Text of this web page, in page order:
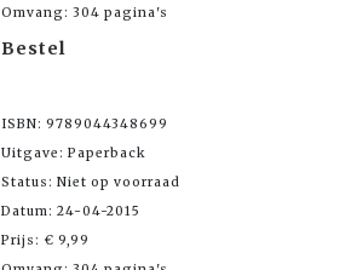
Omvang: 304 pagina's
Bestel
ISBN: 9789044348699
Uitgave: Paperback
Status: Niet op voorraad
Datum: 24-04-2015
Prijs: € 9,99